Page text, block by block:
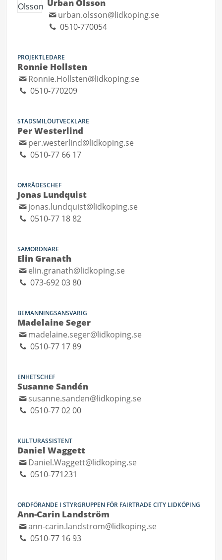
Urban Olsson
urban.olsson@lidkoping.se
0510-770054
PROJEKTLEDARE
Ronnie Hollsten
Ronnie.Hollsten@lidkoping.se
0510-770209
STADSMILÖUTVECKLARE
Per Westerlind
per.westerlind@lidkoping.se
0510-77 66 17
OMRÅDESCHEF
Jonas Lundquist
jonas.lundquist@lidkoping.se
0510-77 18 82
SAMORDNARE
Elin Granath
elin.granath@lidkoping.se
073-692 03 80
BEMANNINGSANSVARIG
Madelaine Seger
madelaine.seger@lidkoping.se
0510-77 17 89
ENHETSCHEF
Susanne Sandén
susanne.sanden@lidkoping.se
0510-77 02 00
KULTURASSISTENT
Daniel Waggett
Daniel.Waggett@lidkoping.se
0510-771231
ORDFÖRANDE I STYRGRUPPEN FÖR FAIRTRADE CITY LIDKÖPING
Ann-Carin Landström
ann-carin.landstrom@lidkoping.se
0510-77 16 93